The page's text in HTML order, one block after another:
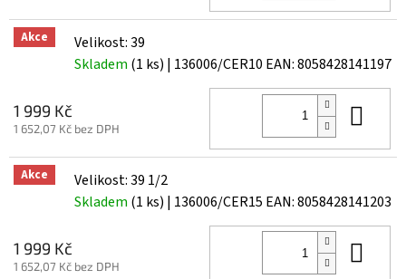
Akce
Velikost: 39
Skladem (1 ks) | 136006/CER10 EAN:8058428141197
1 999 Kč
1 652,07 Kč bez DPH
Akce
Velikost: 39 1/2
Skladem (1 ks) | 136006/CER15 EAN:8058428141203
1 999 Kč
1 652,07 Kč bez DPH